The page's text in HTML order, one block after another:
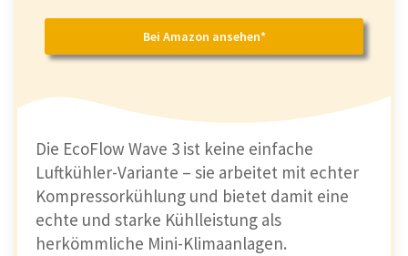
Bei Amazon ansehen*
Die EcoFlow Wave 3 ist keine einfache
Luftkühler-Variante – sie arbeitet mit echter
Kompressorkühlung und bietet damit eine
echte und starke Kühlleistung als
herkömmliche Mini-Klimaanlagen.